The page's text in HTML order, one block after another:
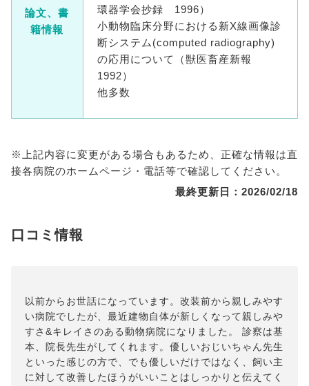
論文、書
籍情報
環器学会抄録 1996）
小動物臨床分野における新X線画像診
断システム(computed radiography)
の応用について（獣医畜産新報
1992）
他多数
※上記内容に変更がある場合もあるため、正確な情報は直
接各病院のホームページ・電話等で確認してください。
最終更新日：2026/02/18
口コミ情報
以前からお世話になっています。改装前から親しみやす
い病院でしたが、最近建物自体が新しくなって親しみや
すさ&キレイさのある動物病院になりました。 診察は基
本、院長先生がしてくれます。優しいおじいちゃん先生
といった感じの方で、でも優しいだけではなく、飼い主
に対して改善したほうがいいことはしっかりと伝えてく